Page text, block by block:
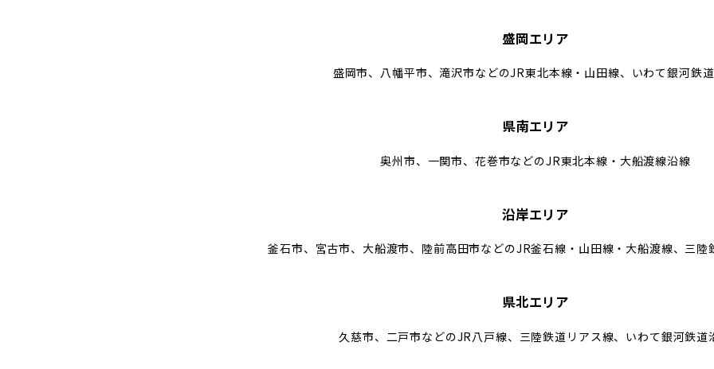
盛岡エリア
盛岡市、八幡平市、滝沢市などのJR東北本線・山田線、いわて銀河鉄
県南エリア
奥州市、一関市、花巻市などのJR東北本線・大船渡線沿線
沿岸エリア
釜石市、宮古市、大船渡市、陸前高田市などのJR釜石線・山田線・大船渡線、三陸
県北エリア
久慈市、二戸市などのJR八戸線、三陸鉄道リアス線、いわて銀河鉄道